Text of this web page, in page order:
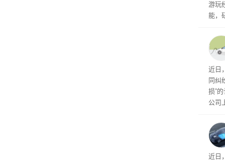
游玩
能，
训练
近日
同纠
损”
公司
事
给
近日